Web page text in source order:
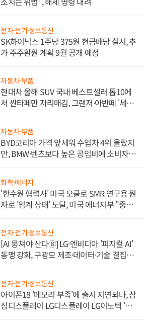
전자·전기·정보통신
SK하이닉스 1주당 375원 현금배당 실시, 추
가 주주환원 계획 9월 공개 예정
자동차·부품
현대차 올해 SUV 국내 베스트셀러 톱10에
서 싼타페만 자리매김, 그랜저·아반떼 '세단
자동차·부품
BYD코리아 가격 앞세워 수입차 4위 올랐지
만, BMW·벤츠보다 높은 공임비에 소비자
화학·에너지
'한수원 협력사' 미국 오클로 SMR 연구용 원
자로 '임계 상태' 도달, 미국 에너지부 "중요
전자·전기·정보통신
[AI 뭉쳐야 산다⑧] LG·엔비디아 '피지컬 AI'
동맹 강화, 구광모 제조·데이터·기술 결집
전자·전기·정보통신
아이폰18 '메모리 부족'에 출시 지연되나, 삼
성디스플레이 LG디스플레이 LG이노텍 '탈